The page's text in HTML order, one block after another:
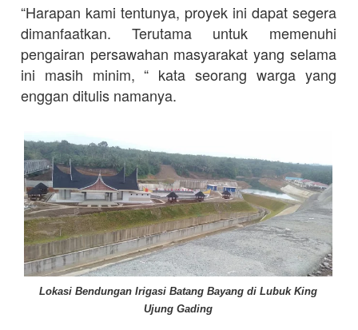
“Harapan kami tentunya, proyek ini dapat segera
dimanfaatkan. Terutama untuk memenuhi
pengairan persawahan masyarakat yang selama
ini masih minim, “ kata seorang warga yang
enggan ditulis namanya.
Lokasi Bendungan Irigasi Batang Bayang di Lubuk King
Ujung Gading